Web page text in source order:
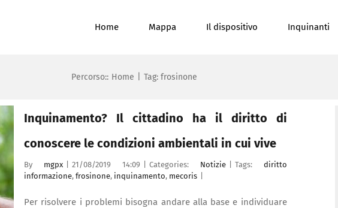
Home Mappa Il dispositivo Inquinanti
Percorso:: Home Tag: frosinone
Inquinamento? Il cittadino ha il diritto di
conoscere le condizioni ambientali in cui vive
By mgpx 21/08/2019 14:09 Categories: Notizie Tags: diritto
informazione, frosinone, inquinamento, mecoris
Per risolvere i problemi bisogna andare alla base e individuare